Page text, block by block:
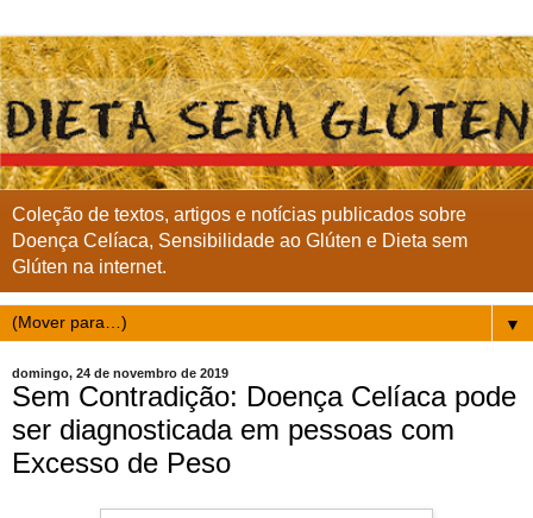
Coleção de textos, artigos e notícias publicados sobre
Doença Celíaca, Sensibilidade ao Glúten e Dieta sem
Glúten na internet.
▼
domingo, 24 de novembro de 2019
Sem Contradição: Doença Celíaca pode
ser diagnosticada em pessoas com
Excesso de Peso